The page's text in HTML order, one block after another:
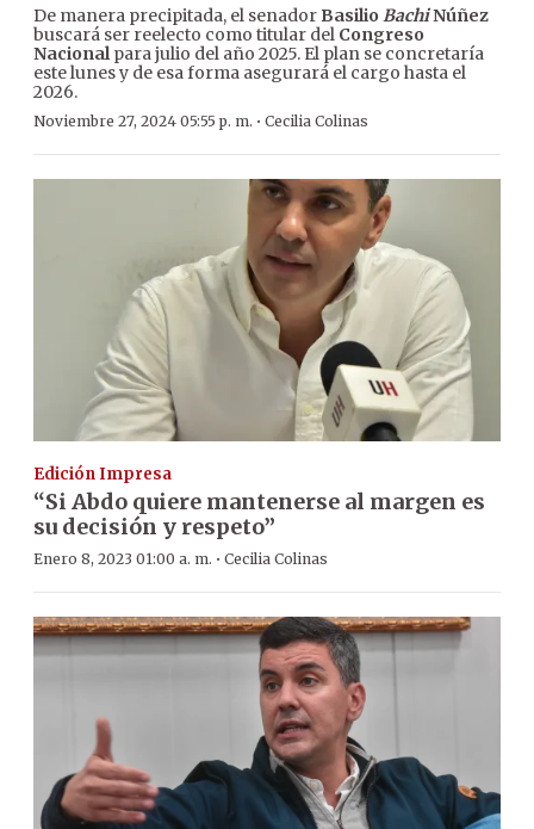
De manera precipitada, el senador Basilio BachiNúñez
buscará ser reelecto como titular del Congreso
Nacionalpara julio del año 2025. El plan se concretaría
este lunes y de esa forma asegurará el cargo hasta el
2026.
Noviembre 27, 2024 05:55 p. m. · Cecilia Colinas
Edición Impresa
“Si Abdo quiere mantenerse al margen es
su decisión y respeto”
Enero 8, 2023 01:00 a. m. · Cecilia Colinas